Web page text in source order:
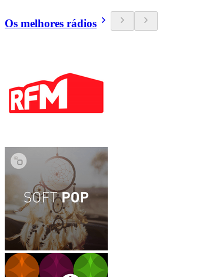
Os melhores rádios